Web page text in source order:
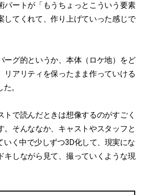
パートが「もうちょっとこういう要素
してくれて、作り上げていった感じで
ーグ的というか、本体（ロケ地）をど
リアリティを保ったまま作っていける
。
トで読んだときは想像するのがすごく
。そんななか、キャストやスタッフと
いく中で少しずつ3D化して、現実にな
キしながら見て、撮っていくような現